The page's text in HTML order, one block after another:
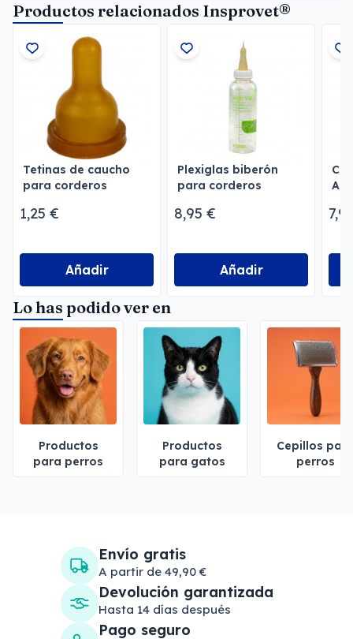
Productos relacionados Insprovet®
Tetinas de caucho
para corderos
1,25 €
Añadir
Plexiglas biberón
para corderos
8,95 €
Añadir
Lo has podido ver en
Productos
para perros
Productos
para gatos
Cepillos
perros
Envío gratis
A partir de 49,90 €
Devolución garantizada
Hasta 14 días después
Pago seguro